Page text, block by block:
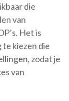
die
van
Het is
kiezen die
zodat je
van